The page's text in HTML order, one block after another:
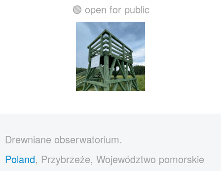
🟢 open for public
Drewniane obserwatorium.
Poland, Przybrzeże, Województwo pomorskie